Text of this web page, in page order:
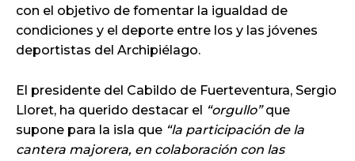
con el objetivo de fomentar la igualdad de
condiciones y el deporte entre los y las jóvenes
deportistas del Archipiélago.
El presidente del Cabildo de Fuerteventura, Sergio
Lloret, ha querido destacar el “orgullo”que
supone para la isla que “la participación de la
cantera majorera, en colaboración con las